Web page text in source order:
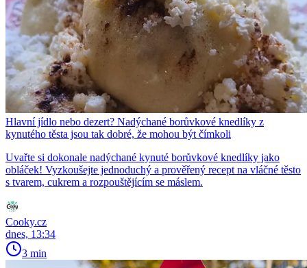
Hlavní jídlo nebo dezert? Nadýchané borůvkové knedlíky z
kynutého těsta jsou tak dobré, že mohou být čímkoli
Uvařte si dokonale nadýchané kynuté borůvkové knedlíky jako
obláček! Vyzkoušejte jednoduchý a prověřený recept na vláčné těsto
s tvarem, cukrem a rozpouštějícím se máslem.
Cooky.cz
dnes, 13:34
3 min